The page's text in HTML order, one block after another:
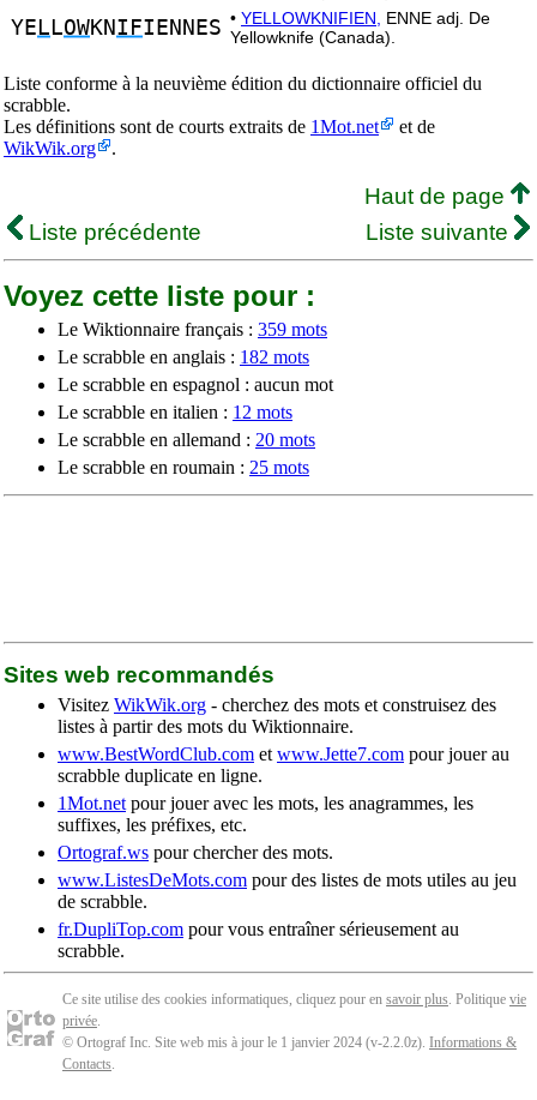
YE L LOWKN IFIENNES • YELLOWKNIFIEN,
ENNE adj. De
Yellowknife (Canada).
Liste conforme à la neuvième édition du dictionnaire officiel du
scrabble.
Les définitions sont de courts extraits de 1Mot.net
et de
WikWik.org
.
Haut de page
Liste précédente
Liste suivante
Voyez cette liste pour :
Le Wiktionnaire français : 359 mots
Le scrabble en anglais : 182 mots
Le scrabble en espagnol : aucun mot
Le scrabble en italien : 12 mots
Le scrabble en allemand : 20 mots
Le scrabble en roumain : 25 mots
Sites web recommandés
Visitez WikWik.org - cherchez des mots et construisez des
listes à partir des mots du Wiktionnaire.
www.BestWordClub.com et www.Jette7.com pour jouer au
scrabble duplicate en ligne.
1Mot.net pour jouer avec les mots, les anagrammes, les
suffixes, les préfixes, etc.
Ortograf.ws pour chercher des mots.
www.ListesDeMots.com pour des listes de mots utiles au jeu
de scrabble.
fr.DupliTop.com pour vous entraîner sérieusement au
scrabble.
Ce site utilise des cookies informatiques, cliquez pour en savoir plus. Politique vie
privée.
© Ortograf Inc. Site web mis à jour le 1 janvier 2024 (v-2.2.0z). Informations &
Contacts.